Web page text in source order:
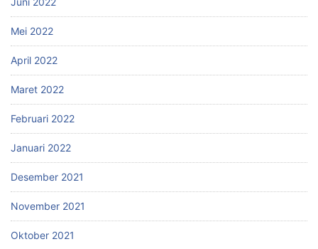
Mei 2022
April 2022
Maret 2022
Februari 2022
Januari 2022
Desember 2021
November 2021
Oktober 2021